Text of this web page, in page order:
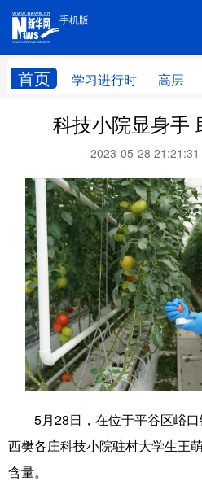
手机版
首页 学习进行时 高层
手机版
网站
学习进行时 高层
财经
台湾 思客智库
科技 科创
文化 书画
访谈 视频
法律 中央文件
食品 人居
学术中国 乡村振兴
城市 旅游
科技小院显身手
2023-05-28 21:21:31
5月28日，在位于平谷区峪口
西樊各庄科技小院驻村大学生王
含量。